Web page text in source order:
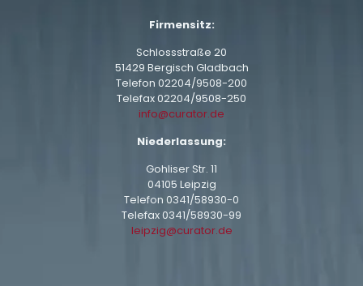
Firmensitz:
Schlossstraße 20
51429 Bergisch Gladbach
Telefon 02204/9508-200
Telefax 02204/9508-250
info@curator.de
Niederlassung:
Gohliser Str. 11
04105 Leipzig
Telefon 0341/58930-0
Telefax 0341/58930-99
leipzig@curator.de